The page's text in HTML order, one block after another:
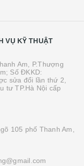
VỤ KỸ THUẬT
Am, P.Thượng
Số ĐKKD:
sửa đổi lần thứ 2,
tư TP.Hà Nội cấp
105 phố Thanh Am,